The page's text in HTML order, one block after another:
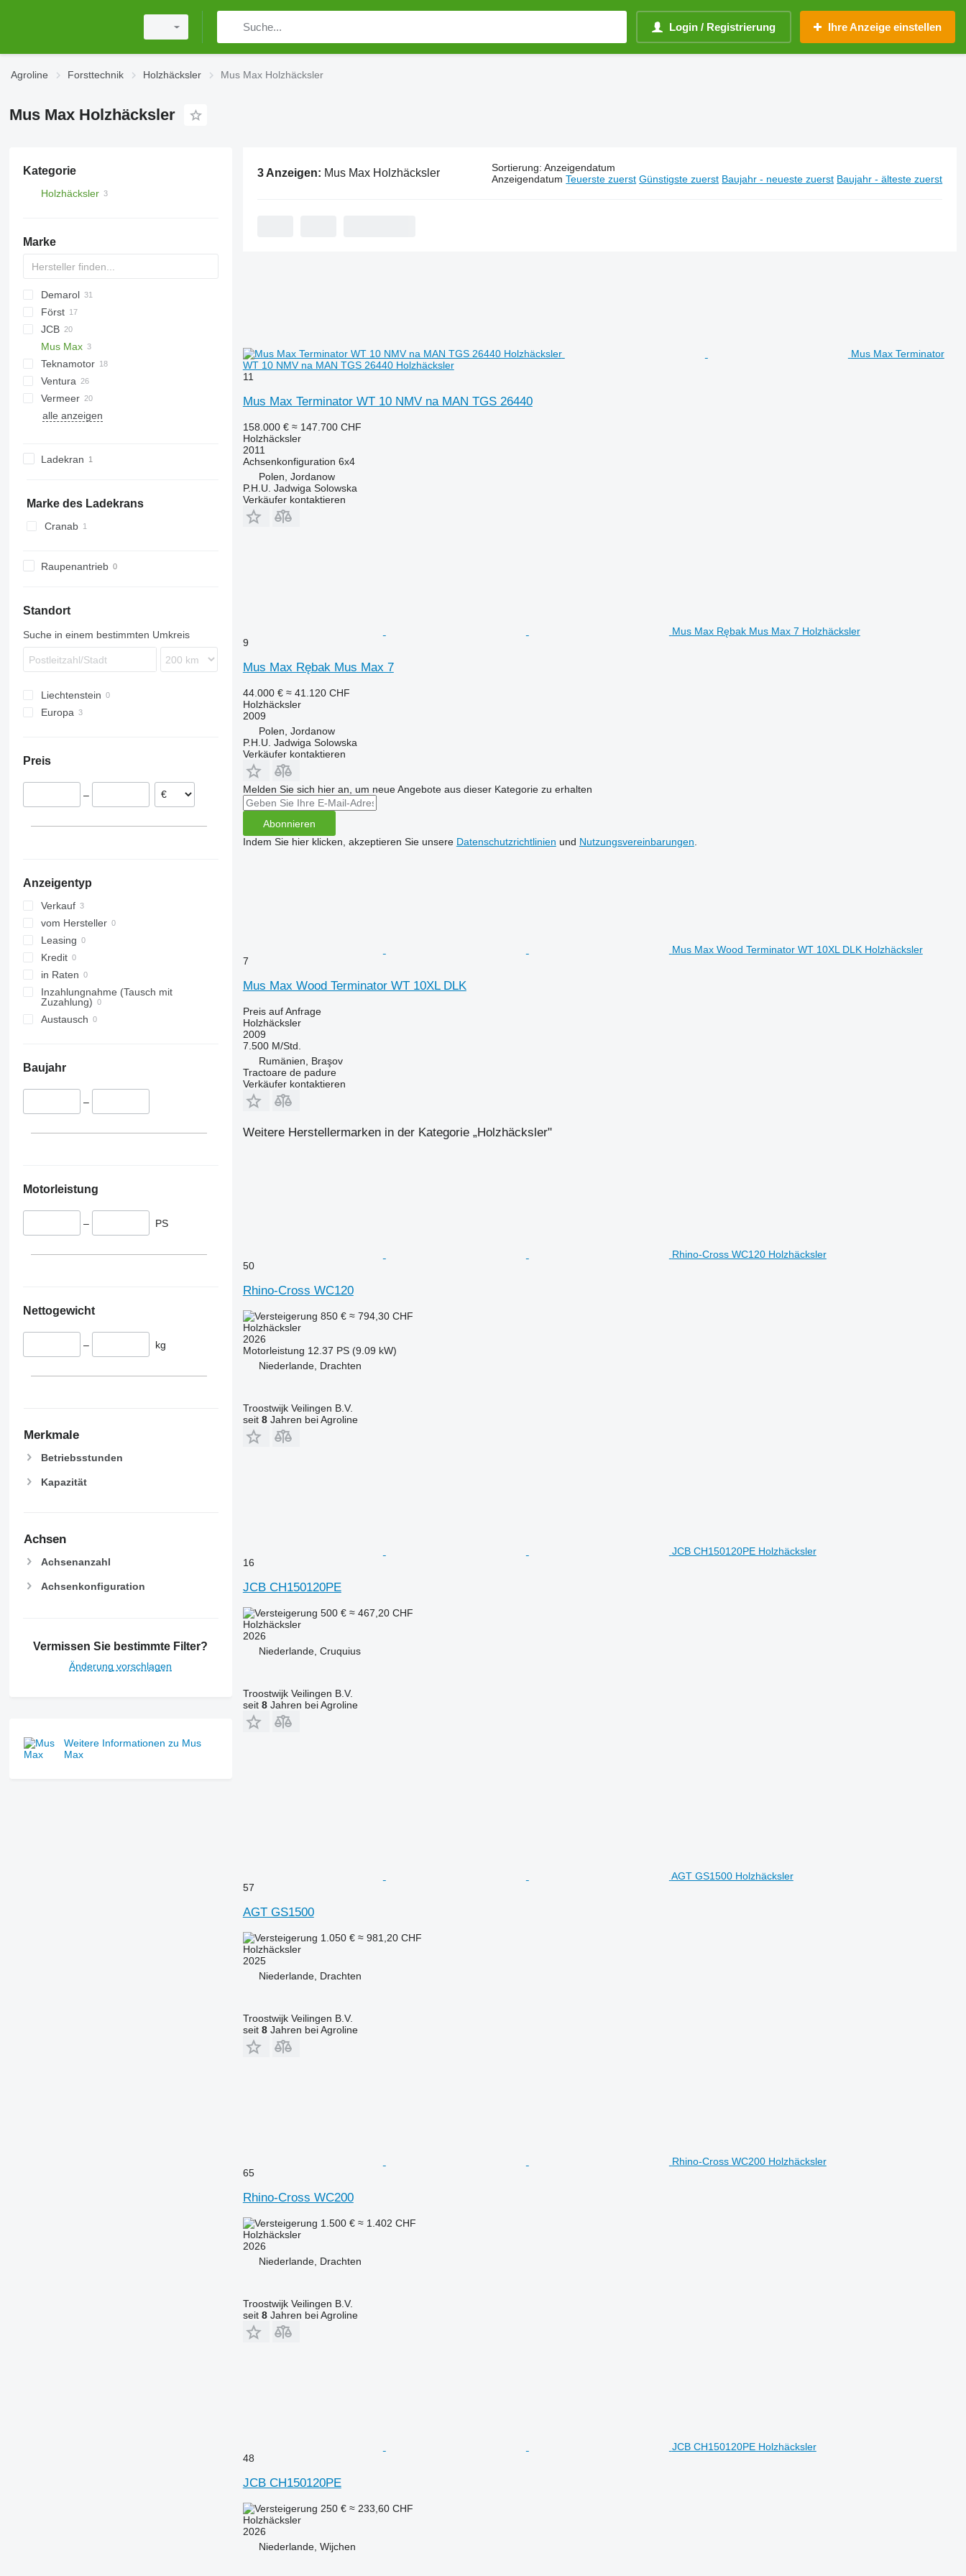
Login / Registrierung Ihre Anzeige einstellen
Agroline Forsttechnik Holzhäcksler Mus Max Holzhäcksler
Mus Max Holzhäcksler
Kategorie
Holzhäcksler
Marke
CK
Demarol
R-12
R-13
Tajga
AK
DW
Biber
Först
ST
TR
Arborist
QuadTrak
JCB
A-series
Hem
1510 E
Crambo
Big X
CS
TP
Mus Max
OL
PTH
MR
Teknamotor
Skorpion
1270
TW
Ventura
Vermeer
BC
FH
MZA
alle anzeigen
Ladekran
Marke des Ladekrans
Cranab
Raupenantrieb
Standort
Suche in einem bestimmten Umkreis
Liechtenstein
Europa
Preis
–
Anzeigentyp
Verkauf
vom Hersteller
Leasing
Kredit
in Raten
Inzahlungnahme (Tausch mit
Zuzahlung)
Austausch
Baujahr
–
Motorleistung
– PS
Nettogewicht
– kg
Merkmale
Betriebsstunden
Kapazität
Achsen
Achsenanzahl
Achsenkonfiguration
Vermissen Sie bestimmte Filter?
Änderung vorschlagen
Weitere Informationen zu Mus
Max
3 Anzeigen: Mus Max Holzhäcksler Sortierung: Anzeigendatum
Anzeigendatum Teuerste zuerst Günstigste zuerst Baujahr - neueste zuerst Baujahr - älteste zuerst
Mus Max Terminator
WT 10 NMV na MAN TGS 26440 Holzhäcksler
11
Mus Max Terminator WT 10 NMV na MAN TGS 26440
158.000 € ≈ 147.700 CHF
Holzhäcksler
2011
Achsenkonfiguration 6x4
Polen, Jordanow
P.H.U. Jadwiga Solowska
Verkäufer kontaktieren
Mus Max Rębak Mus Max 7 Holzhäcksler
9
Mus Max Rębak Mus Max 7
44.000 € ≈ 41.120 CHF
Holzhäcksler
2009
Polen, Jordanow
P.H.U. Jadwiga Solowska
Verkäufer kontaktieren
Melden Sie sich hier an, um neue Angebote aus dieser Kategorie zu erhalten
Abonnieren
Indem Sie hier klicken, akzeptieren Sie unsere Datenschutzrichtlinien und Nutzungsvereinbarungen
Mus Max Wood Terminator WT 10XL DLK Holzhäcksler
7
Mus Max Wood Terminator WT 10XL DLK
Preis auf Anfrage
Holzhäcksler
2009
7.500 M/Std.
Rumänien, Braşov
Tractoare de padure
Verkäufer kontaktieren
Weitere Herstellermarken in der Kategorie „Holzhäcksler"
Rhino-Cross WC120 Holzhäcksler
50
Rhino-Cross WC120
850 € ≈ 794,30 CHF
Holzhäcksler
2026
Motorleistung 12.37 PS (9.09 kW)
Niederlande, Drachten
Troostwijk Veilingen B.V.
seit 8Jahren bei Agroline
JCB CH150120PE Holzhäcksler
16
JCB CH150120PE
500 € ≈ 467,20 CHF
Holzhäcksler
2026
Niederlande, Cruquius
Troostwijk Veilingen B.V.
seit 8Jahren bei Agroline
AGT GS1500 Holzhäcksler
57
AGT GS1500
1.050 € ≈ 981,20 CHF
Holzhäcksler
2025
Niederlande, Drachten
Troostwijk Veilingen B.V.
seit 8Jahren bei Agroline
Rhino-Cross WC200 Holzhäcksler
65
Rhino-Cross WC200
1.500 € ≈ 1.402 CHF
Holzhäcksler
2026
Niederlande, Drachten
Troostwijk Veilingen B.V.
seit 8Jahren bei Agroline
JCB CH150120PE Holzhäcksler
48
JCB CH150120PE
250 € ≈ 233,60 CHF
Holzhäcksler
2026
Niederlande, Wijchen